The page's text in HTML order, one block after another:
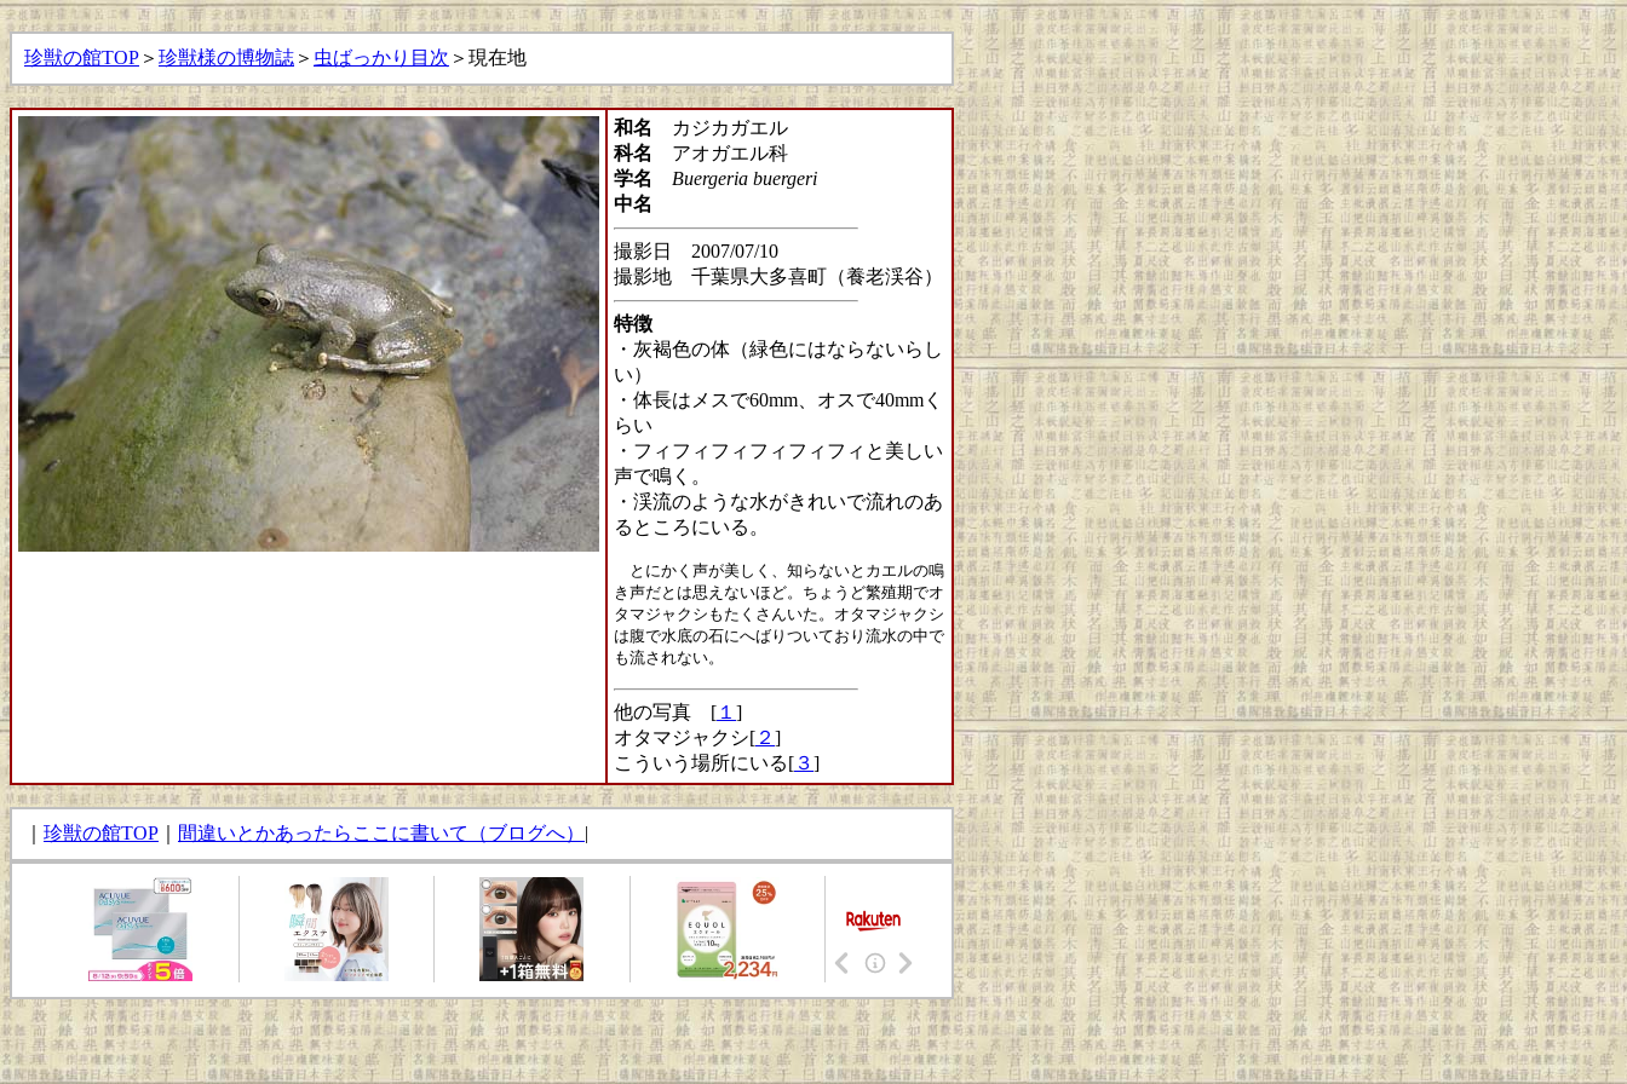
珍獣の館TOP ＞ 珍獣様の博物誌 ＞ 虫ばっかり目次 ＞現在地
和名
カジカガエル
科名
アオガエル科
学名
Buergeria buergeri
中名
撮影日 2007/07/10
撮影地 千葉県大多喜町（養老渓谷）
特徴
・灰褐色の体（緑色にはならないらし
い）
・体長はメスで60mm、オスで40mmく
らい
・フィフィフィフィフィフィと美しい
声で鳴く。
・渓流のような水がきれいで流れのあ
るところにいる。
とにかく声が美しく、知らないとカエルの鳴
き声だとは思えないほど。ちょうど繁殖期でオ
タマジャクシもたくさんいた。オタマジャクシ
は腹で水底の石にへばりついており流水の中で
も流されない。
他の写真 [ １ ]
オタマジャクシ[ ２ ]
こういう場所にいる[ ３]
珍獣の館TOP 間違いとかあったらここに書いて（ブログへ） |